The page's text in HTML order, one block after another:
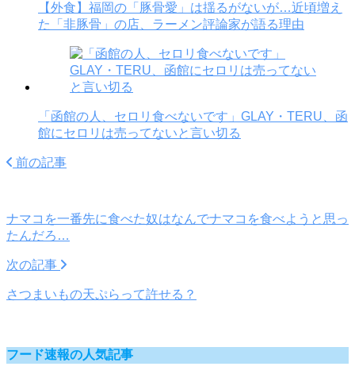
【外食】福岡の「豚骨愛」は揺るがないが…近頃増え
た「非豚骨」の店、ラーメン評論家が語る理由
「函館の人、セロリ食べないです」GLAY・TERU、函
館にセロリは売ってないと言い切る
前の記事
ナマコを一番先に食べた奴はなんでナマコを食べようと思っ
たんだろ…
次の記事
さつまいもの天ぷらって許せる？
フード速報の人気記事